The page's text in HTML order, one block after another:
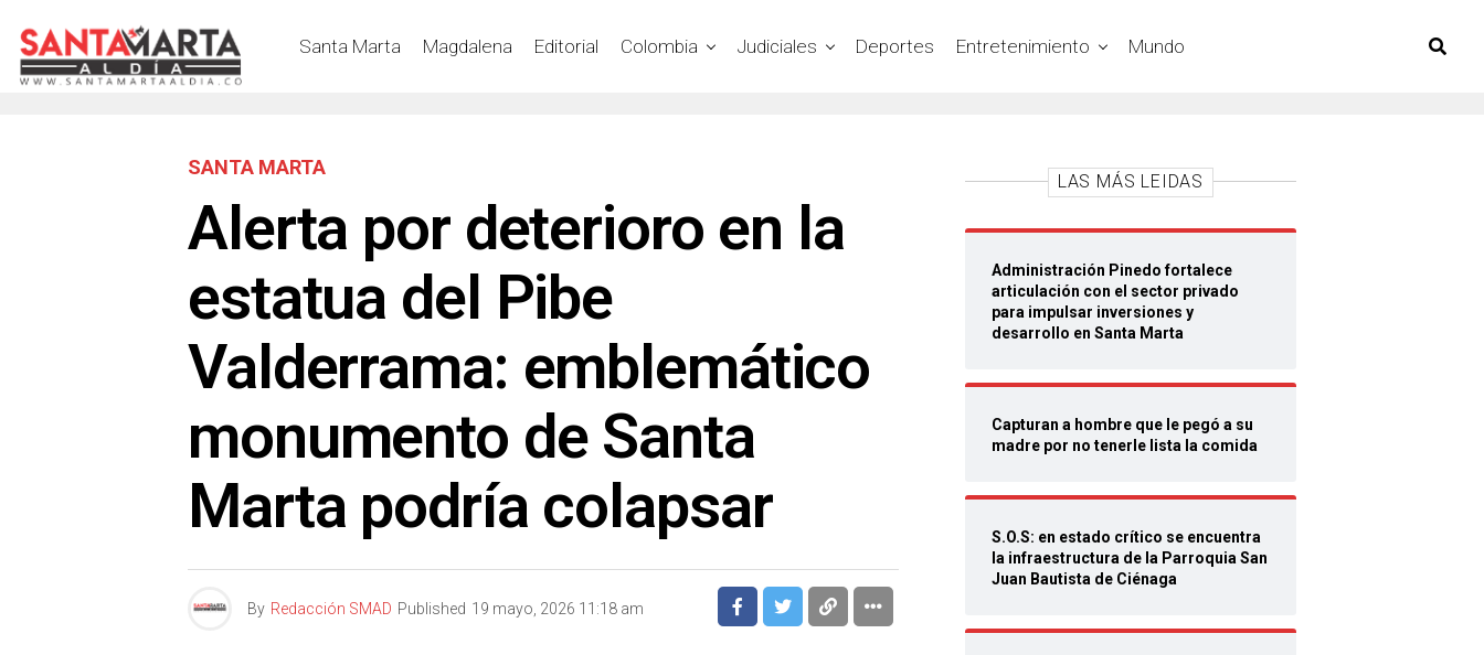
Santa Marta Magdalena Editorial Colombia Judiciales Deportes Entretenimiento Mundo
SANTA MARTA
Alerta por deterioro en la
estatua del Pibe
Valderrama: emblemático
monumento de Santa
Marta podría colapsar
By Redacción SMAD Published 19 mayo, 2026 11:18 am
LAS MÁS LEIDAS
Administración Pinedo fortalece
articulación con el sector privado
para impulsar inversiones y
desarrollo en Santa Marta
Capturan a hombre que le pegó a su
madre por no tenerle lista la comida
S.O.S: en estado crítico se encuentra
la infraestructura de la Parroquia San
Juan Bautista de Ciénaga